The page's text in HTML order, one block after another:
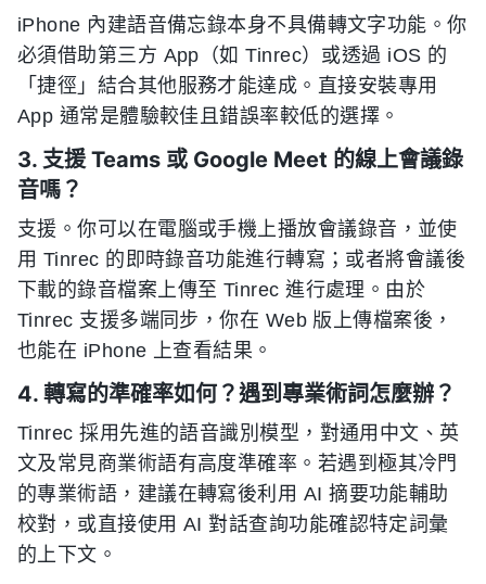
iPhone 內建語音備忘錄本身不具備轉文字功能。你
必須借助第三方 App（如 Tinrec）或透過 iOS 的
「捷徑」結合其他服務才能達成。直接安裝專用
App 通常是體驗較佳且錯誤率較低的選擇。
3. 支援 Teams 或 Google Meet 的線上會議錄
音嗎？
支援。你可以在電腦或手機上播放會議錄音，並使
用 Tinrec 的即時錄音功能進行轉寫；或者將會議後
下載的錄音檔案上傳至 Tinrec 進行處理。由於
Tinrec 支援多端同步，你在 Web 版上傳檔案後，
也能在 iPhone 上查看結果。
4. 轉寫的準確率如何？遇到專業術詞怎麼辦？
Tinrec 採用先進的語音識別模型，對通用中文、英
文及常見商業術語有高度準確率。若遇到極其冷門
的專業術語，建議在轉寫後利用 AI 摘要功能輔助
校對，或直接使用 AI 對話查詢功能確認特定詞彙
的上下文。